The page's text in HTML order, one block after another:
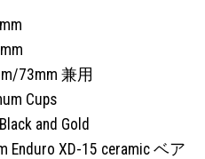
73mm 兼用
Cups
and Gold
XD-15 ceramic ベア